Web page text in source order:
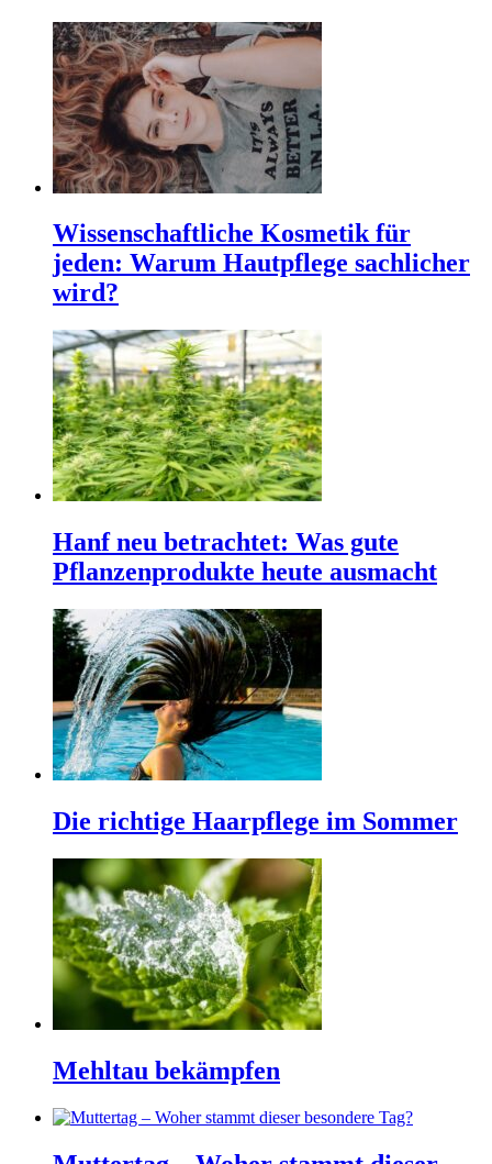
Wissenschaftliche Kosmetik für
jeden: Warum Hautpflege sachlicher
wird?
Hanf neu betrachtet: Was gute
Pflanzenprodukte heute ausmacht
Die richtige Haarpflege im Sommer
Mehltau bekämpfen